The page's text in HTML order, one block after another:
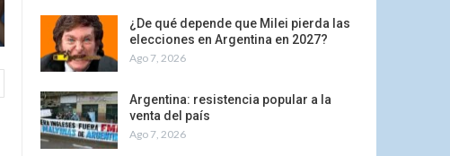
¿De qué depende que Milei pierda las
elecciones en Argentina en 2027?
Ago 7, 2026
Argentina: resistencia popular a la
venta del país
Ago 7, 2026